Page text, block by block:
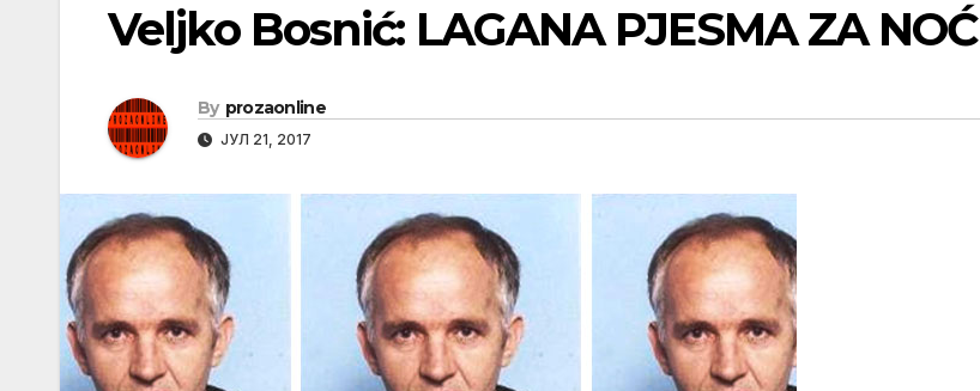
Veljko Bosnić: LAGANA PJESMA ZA NOĆ
By prozaonline
ЈУЛ 21, 2017